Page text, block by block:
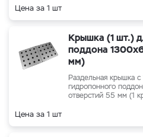
Цена за 1 шт
Крышка (1 шт.)
поддона
мм)
Раздельная крышка
гидропонного
отверстий 55 мм (1
Цена за 1 шт